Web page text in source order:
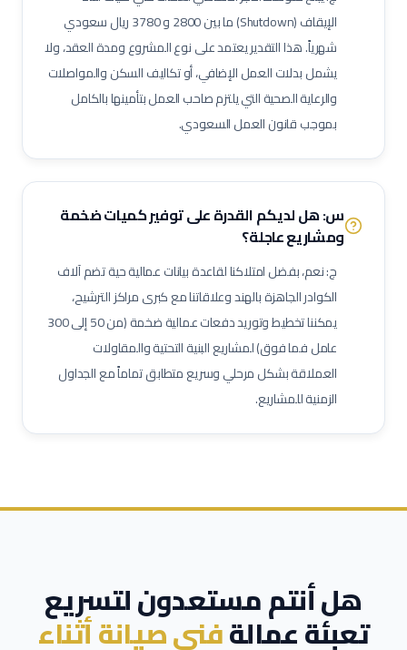
فني توربينات
فني معدات دوارة
مشغل عمليات إنتاج
مشغل غرفة تحكم
مسؤول سلامة وصحة مهنية (نفط وغاز)
مراقب حرائق وسلامة
منسق تصاريح عمل
مشرف إنتاج
مشرف صيانة (نفط وغاز)
مهندس أنابيب
مهندس ميكانيك (نفط وغاز)
مهندس كهرباء (نفط وغاز)
مهندس أجهزة دقيقة
فني اختبار هيدروليكي
مشغل اختبارات أحمال
كبير مهندسين بحريين
بحار مؤهل مدير مشاريع
مهندس موقع
مسؤول سلامة وصحة مهنية
مقدم طعام / ويتر
مشرف خدمات غرف
عامل نظافة تجارية
عامل تعبئة وتغليف
الإيقاف (Shutdown)
ما بين2800و3780ريال سعودي
شهرياً. هذا التقدير يعتمد على نوع المشروع ومدة العقد، ولا
يشمل بدلات العمل الإضافي، أو تكاليف السكن والمواصلات
والرعاية الصحية التي يلتزم صاحب العمل بتأمينها بالكامل
بموجب قانون العمل السعودي.
س: هل لديكم القدرة على توفير كميات ضخمة
ومشاريع عاجلة؟
ج: نعم، بفضل امتلاكنا لقاعدة بيانات عمالية حية تضم آلاف
الكوادر الجاهزة بالهند وعلاقاتنا مع كبرى مراكز الترشيح،
يمكننا تخطيط وتوريد دفعات عمالية ضخمة (من 50 إلى 300
عامل فما فوق) لمشاريع البنية التحتية والمقاولات
العملاقة بشكل مرحلي وسريع متطابق تماماً مع الجداول
الزمنية للمشاريع.
هل أنتم مستعدون لتسريع
تعبئة عمالةفني صيانة أثناء